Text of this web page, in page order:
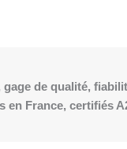
de qualité,
France, certifiés